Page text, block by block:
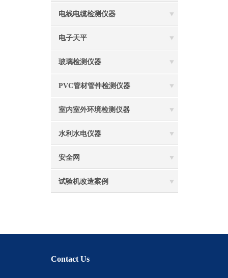
电线电缆检测仪器
电子天平
玻璃检测仪器
PVC管材管件检测仪器
室内室外环境检测仪器
水利水电仪器
安全网
试验机改造案例
Contact Us